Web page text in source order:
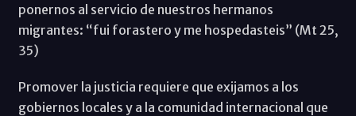
ponernos al servicio de nuestros hermanos
migrantes: “fui forastero y me hospedasteis” (Mt 25,
35)
Promover la justicia requiere que exijamos a los
gobiernos locales y a la comunidad internacional que